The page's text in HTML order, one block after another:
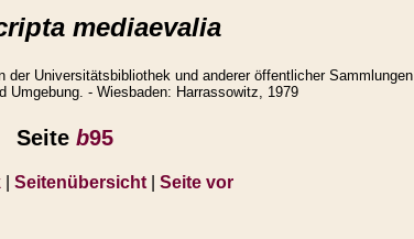
mediaevalia
Universitätsbibliothek und anderer öffentlicher Sammlungen
Umgebung. - Wiesbaden: Harrassowitz, 1979
Seite b95
| Seitenübersicht| Seite vor